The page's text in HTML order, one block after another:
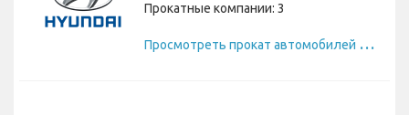
Прокатные компании: 3
П
росмотреть прокат автомобилей Hyundai